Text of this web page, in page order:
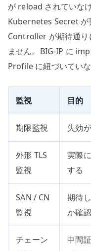
が reload されていな
Kubernetes Secret が
Controller が期待通り
ません。BIG-IP に
Profile に紐づいてい
監視 目的
期限監視 失効
外形 TLS
監視
実際
する
SAN / CN
監視
期待
か確
チェーン
中間